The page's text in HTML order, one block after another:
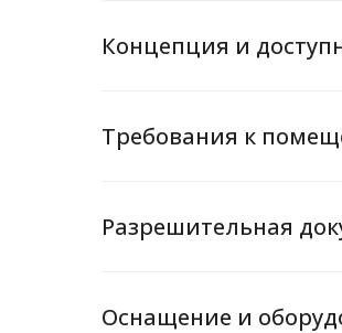
Концепция и
Требования к
Разрешительная
Оснащение и